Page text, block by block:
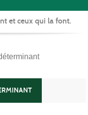
et ceux qui la font.